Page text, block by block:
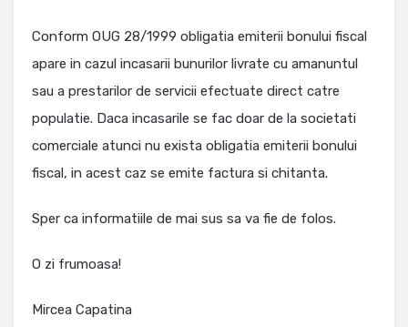
Conform OUG 28/1999 obligatia emiterii bonului fiscal
apare in cazul incasarii bunurilor livrate cu amanuntul
sau a prestarilor de servicii efectuate direct catre
populatie. Daca incasarile se fac doar de la societati
comerciale atunci nu exista obligatia emiterii bonului
fiscal, in acest caz se emite factura si chitanta.
Sper ca informatiile de mai sus sa va fie de folos.
O zi frumoasa!
Mircea Capatina